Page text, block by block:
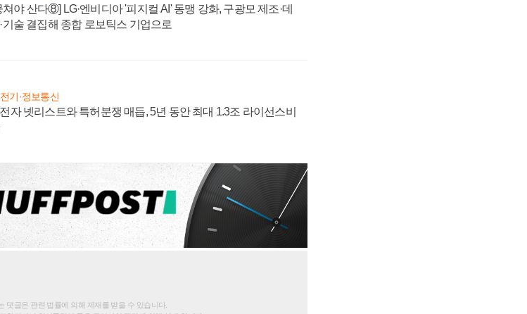
쳐야 산다⑧] LG·엔비디아 '피지컬 AI' 동맹 강화, 구광모 제조·데
기술 결집해 종합 로보틱스 기업으로
기·정보통신
자 넷리스트와 특허분쟁 매듭, 5년 동안 최대 1.3조 라이선스비
댓글은 관련 법률에 의해 제재를 받을 수 있습니다.